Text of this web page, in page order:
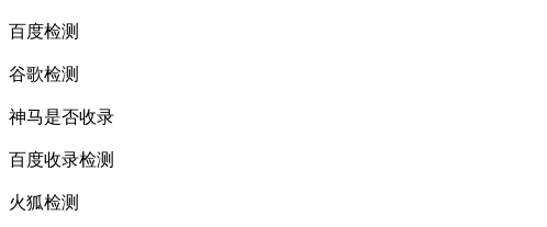
百度检测
谷歌检测
神马是否收录
百度收录检测
火狐检测